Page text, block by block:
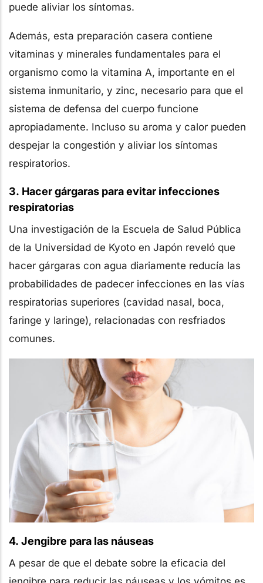
puede aliviar los síntomas.
Además, esta preparación casera contiene
vitaminas y minerales fundamentales para el
organismo como la vitamina A, importante en el
sistema inmunitario, y zinc, necesario para que el
sistema de defensa del cuerpo funcione
apropiadamente. Incluso su aroma y calor pueden
despejar la congestión y aliviar los síntomas
respiratorios.
3. Hacer gárgaras para evitar infecciones
respiratorias
Una investigación de la Escuela de Salud Pública
de la Universidad de Kyoto en Japón reveló que
hacer gárgaras con agua diariamente reducía las
probabilidades de padecer infecciones en las vías
respiratorias superiores (cavidad nasal, boca,
faringe y laringe), relacionadas con resfriados
comunes.
4. Jengibre para las náuseas
A pesar de que el debate sobre la eficacia del